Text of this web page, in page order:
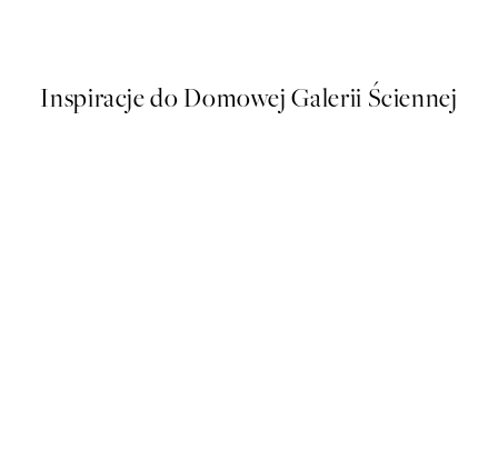
Inspiracje do Domowej Galerii Ściennej